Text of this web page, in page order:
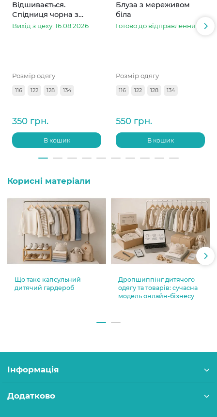
Відшивається.
Спідниця чорна з
мереживом метелик
Вихід з цеху: 16.08.2026
Розмір одягу
116 122 128 134
350 грн.
В кошик
Блуза з мереживом
біла
Готово до відправлення
Розмір одягу
116 122 128 134
550 грн.
В кошик
Корисні матеріали
Що таке капсульний
дитячий гардероб
Дропшиппінг дитячого
одягу та товарів: сучасна
модель онлайн-бізнесу
Інформація
Додатково